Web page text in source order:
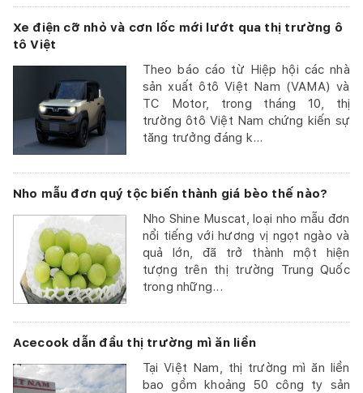
Xe điện cỡ nhỏ và cơn lốc mới lướt qua thị trường ô
tô Việt
Theo báo cáo từ Hiệp hội các nhà
sản xuất ôtô Việt Nam (VAMA) và
TC Motor, trong tháng 10, thị
trường ôtô Việt Nam chứng kiến sự
tăng trưởng đáng k...
Nho mẫu đơn quý tộc biến thành giá bèo thế nào?
Nho Shine Muscat, loại nho mẫu đơn
nổi tiếng với hương vị ngọt ngào và
quả lớn, đã trở thành một hiện
tượng trên thị trường Trung Quốc
trong những...
Acecook dẫn đầu thị trường mì ăn liền
Tại Việt Nam, thị trường mì ăn liền
bao gồm khoảng 50 công ty sản